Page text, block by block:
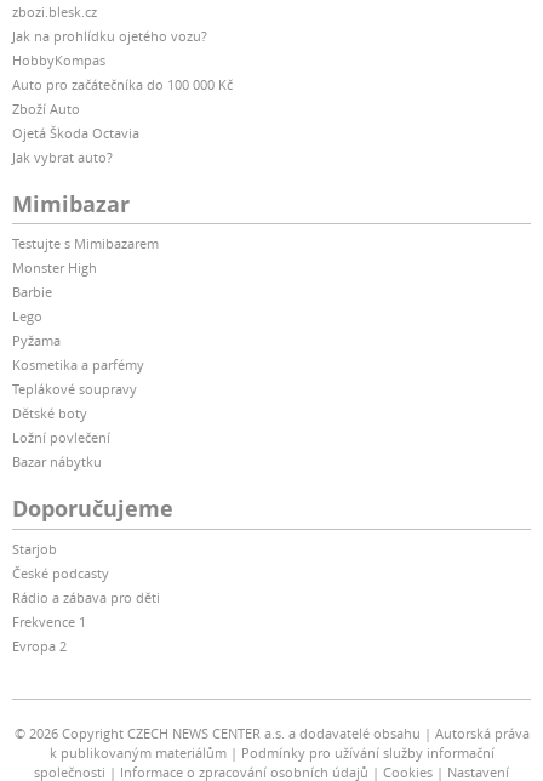
zbozi.blesk.cz
Jak na prohlídku ojetého vozu?
HobbyKompas
Auto pro začátečníka do 100 000 Kč
Zboží Auto
Ojetá Škoda Octavia
Jak vybrat auto?
Mimibazar
Testujte s Mimibazarem
Monster High
Barbie
Lego
Pyžama
Kosmetika a parfémy
Teplákové soupravy
Dětské boty
Ložní povlečení
Bazar nábytku
Doporučujeme
Starjob
České podcasty
Rádio a zábava pro děti
Frekvence 1
Evropa 2
© 2026 Copyright CZECH NEWS CENTER a.s. a dodavatelé obsahu
Autorská práva
k publikovaným materiálům
Podmínky pro užívání služby informační
společnosti
Informace o zpracování osobních údajů Cookies Nastavení